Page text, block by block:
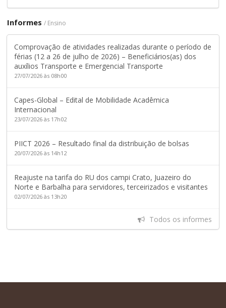
Informes / Ensino
Comprovação de atividades realizadas durante o período de
férias (12 a 26 de julho de 2026) – Beneficiários(as) dos
auxílios Transporte e Emergencial Transporte
27/07/2026 às 08h00
Capes-Global – Edital de Mobilidade Acadêmica
Internacional
23/07/2026 às 17h02
PIICT 2026 – Resultado final da distribuição de bolsas
20/07/2026 às 14h12
Reajuste na tarifa do RU dos campi Crato, Juazeiro do
Norte e Barbalha para servidores, terceirizados e visitantes
02/07/2026 às 13h20
Todos os informes